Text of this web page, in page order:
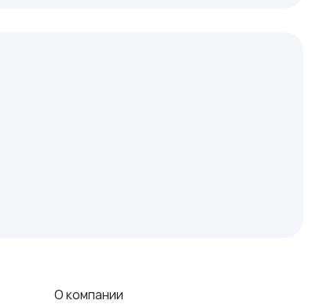
О компании